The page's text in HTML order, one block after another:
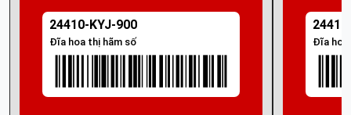
24410-KYJ-900
Đĩa hoa thị hãm số Đĩa hoa